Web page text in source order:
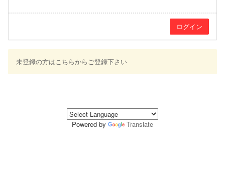
未登録の方はこちらからご登録下さい
Powered by Translate